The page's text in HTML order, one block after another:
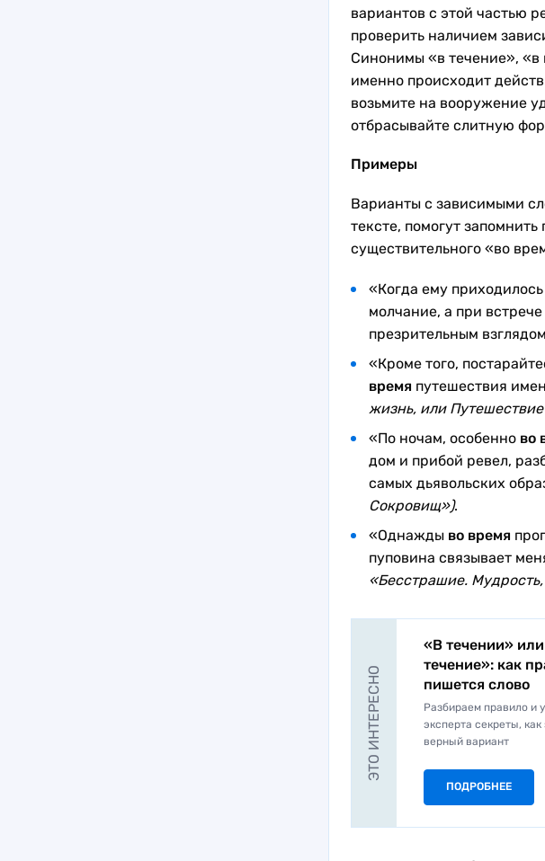
вариантов с этой частью
проверить наличием
Синонимы «в течение», «в
именно происходит
возьмите на вооружение
отбрасывайте слитную
Примеры
Варианты с зависимыми
тексте, помогут
существительного «во
«Когда ему
молчание, а при встрече
презрительным
«Кроме того,
время путешествия
жизнь, или
«По ночам, особенно во
дом и прибой ревел,
самых дьявольских
Сокровищ»).
«Однажды во время
пуповина связывает
«Бесстрашие.
ЭТО ИНТЕРЕСНО
«В течении»
течение»: как
пишется слово
Разбираем правило и
эксперта секреты, как
верный вариант
ПОДРОБНЕЕ